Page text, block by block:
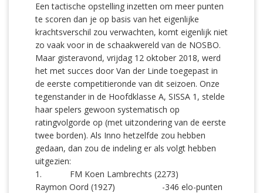
Een tactische opstelling inzetten om meer punten
te scoren dan je op basis van het eigenlijke
krachtsverschil zou verwachten, komt eigenlijk niet
zo vaak voor in de schaakwereld van de NOSBO.
Maar gisteravond, vrijdag 12 oktober 2018, werd
het met succes door Van der Linde toegepast in
de eerste competitieronde van dit seizoen. Onze
tegenstander in de Hoofdklasse A, SISSA 1, stelde
haar spelers gewoon systematisch op
ratingvolgorde op (met uitzondering van de eerste
twee borden). Als Inno hetzelfde zou hebben
gedaan, dan zou de indeling er als volgt hebben
uitgezien:
1. FM Koen Lambrechts (2273)
Raymon Oord (1927) -346 elo-punten